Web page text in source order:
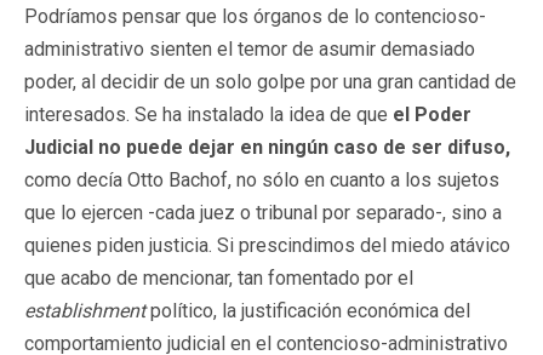
Podríamos pensar que los órganos de lo contencioso-
administrativo sienten el temor de asumir demasiado
poder, al decidir de un solo golpe por una gran cantidad de
interesados. Se ha instalado la idea de que el Poder
Judicial no puede dejar en ningún caso de ser difuso,
como decía Otto Bachof, no sólo en cuanto a los sujetos
que lo ejercen -cada juez o tribunal por separado-, sino a
quienes piden justicia. Si prescindimos del miedo atávico
que acabo de mencionar, tan fomentado por el
establishmentpolítico, la justificación económica del
comportamiento judicial en el contencioso-administrativo